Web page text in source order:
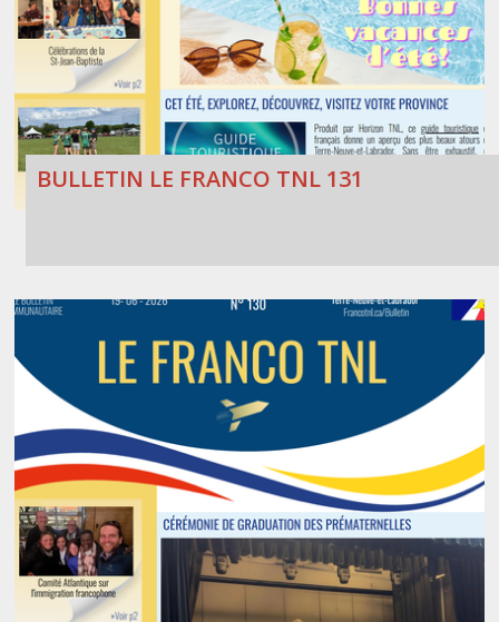
BULLETIN LE FRANCO TNL 131